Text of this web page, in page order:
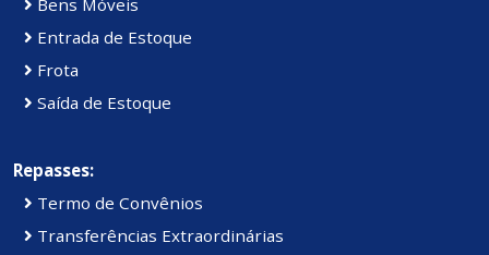
Bens Móveis
Entrada de Estoque
Frota
Saída de Estoque
Repasses:
Termo de Convênios
Transferências Extraordinárias